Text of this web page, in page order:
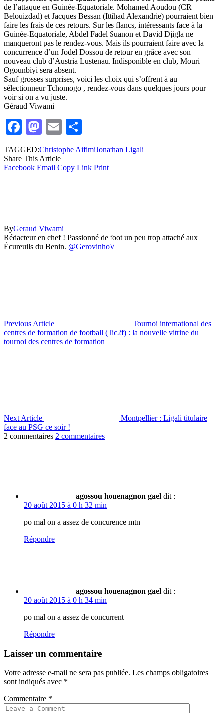
de l’attaque en Guinée-Equatoriale. Mohamed Aoudou (CR
Belouizdad) et Jacques Bessan (Ittihad Alexandrie) pourraient bien
faire les frais de ces retours. Sur les flancs, intéressants face à la
Guinée-Equatoriale, Abdel Fadel Suanon et David Djigla ne
manqueront pas le rendez-vous. Mais ils pourraient faire avec la
concurrence d’un Jodel Dossou de retour en grâce avec son
nouveau club d’Austria Lustenau. Indisponible en club, Mouri
Ogounbiyi sera absent.
Sauf grosses surprises, voici les choix qui s’offrent à au
sélectionneur Tchomogo , rendez-vous dans quelques jours pour
voir si on a vu juste.
Géraud Viwami
Facebook
Mastodon
Email
TAGGED:Christophe AifimiJonathan Ligali
Share This Article
Facebook Email Copy Link Print
ByGeraud Viwami
Rédacteur en chef ! Passionné de foot un peu trop attaché aux
Écureuils du Benin. @GerovinhoV
Previous Article
Tournoi international des
centres de formation de football (Tic2f) : la nouvelle vitrine du
tournoi des centres de formation
Next Article
Montpellier : Ligali titulaire
face au PSG ce soir !
2 commentaires 2 commentaires
agossou houenagnon gael dit :
20 août 2015 à 0 h 32 min
po mal on a assez de concurence mtn
Répondre
agossou houenagnon gael dit :
20 août 2015 à 0 h 34 min
po mal on a assez de concurrent
Répondre
Laisser un commentaire
Votre adresse e-mail ne sera pas publiée. Les champs obligatoires
sont indiqués avec *
Commentaire *